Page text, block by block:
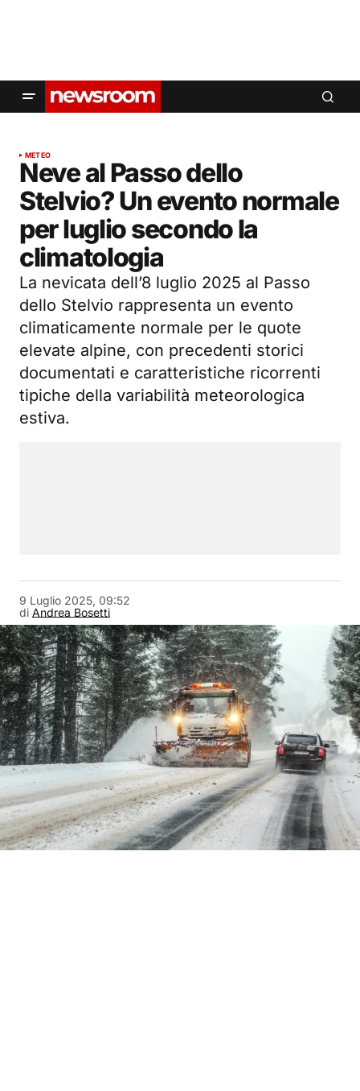
METEO
Neve al Passo dello
Stelvio? Un evento normale
per luglio secondo la
climatologia
La nevicata dell’8 luglio 2025 al Passo
dello Stelvio rappresenta un evento
climaticamente normale per le quote
elevate alpine, con precedenti storici
documentati e caratteristiche ricorrenti
tipiche della variabilità meteorologica
estiva.
di Andrea Bosetti
9 Luglio 2025, 09:52